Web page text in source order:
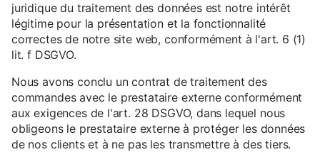
juridique du traitement des données est notre intérêt
légitime pour la présentation et la fonctionnalité
correctes de notre site web, conformément à l'art. 6 (1)
lit. f DSGVO.
Nous avons conclu un contrat de traitement des
commandes avec le prestataire externe conformément
aux exigences de l'art. 28 DSGVO, dans lequel nous
obligeons le prestataire externe à protéger les données
de nos clients et à ne pas les transmettre à des tiers.